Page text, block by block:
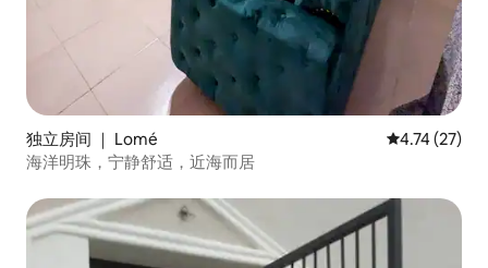
独立房间 ｜ Lomé 平均评分
4.74 (27)
海洋明珠，宁静舒适，近海而居